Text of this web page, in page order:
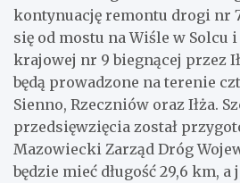
kontynuację remontu drogi nr
się od mostu na Wiśle w Solcu
krajowej nr 9 biegnącej przez
będą prowadzone na terenie
Sienno, Rzeczniów oraz Iłża.
przedsięwzięcia został
Mazowiecki Zarząd Dróg
będzie mieć długość 29,6 km,